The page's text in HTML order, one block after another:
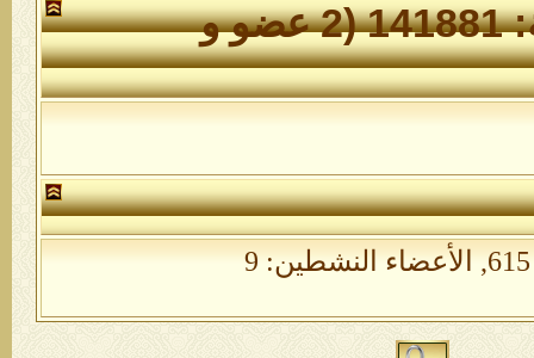
الأعضاء الذين تواجدوا خلال 24 ساعة: 141881 (2 عضو و
الأعضاء النشطين: 9